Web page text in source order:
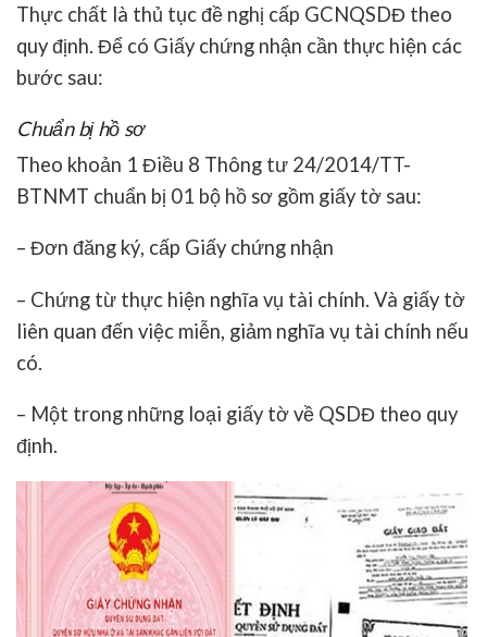
Thực chất là thủ tục đề nghị cấp GCNQSDĐ theo
quy định. Để có Giấy chứng nhận cần thực hiện các
bước sau:
Chuẩn bị hồ sơ
Theo khoản 1 Điều 8 Thông tư 24/2014/TT-
BTNMT chuẩn bị 01 bộ hồ sơ gồm giấy tờ sau:
– Đơn đăng ký, cấp Giấy chứng nhận
– Chứng từ thực hiện nghĩa vụ tài chính. Và giấy tờ
liên quan đến việc miễn, giảm nghĩa vụ tài chính nếu
có.
– Một trong những loại giấy tờ về QSDĐ theo quy
định.